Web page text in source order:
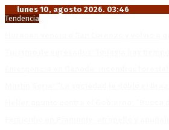
lunes 10, agosto 2026. 03:46
Tendencia